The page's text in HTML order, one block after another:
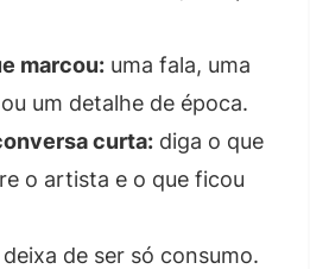
marcou: uma fala, uma
um detalhe de época.
curta: diga o que
o artista e o que ficou
de ser só consumo.